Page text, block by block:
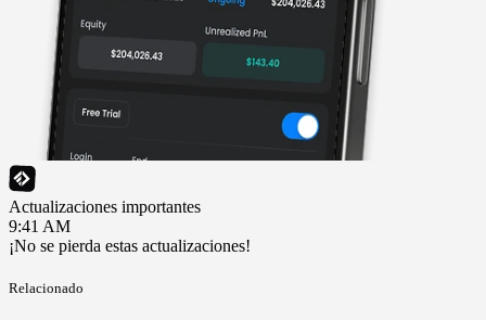
Actualizaciones importantes
9:41 AM
¡No se pierda estas actualizaciones!
Relacionado